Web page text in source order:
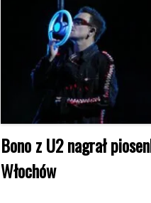
Bono z U2 nagrał
Włochów